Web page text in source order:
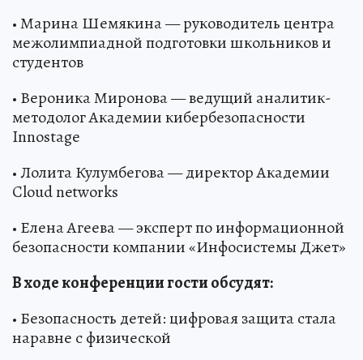
• Марина Шемякина — руководитель центра
межолимпиадной подготовки школьников и
студентов
• Вероника Миронова — ведущий аналитик-
методолог Академии кибербезопасности
Innostage
• Лолита Кулумбегова — директор Академии
Cloud networks
• Елена Агеева — эксперт по информационной
безопасности компании «Инфосистемы Джет»
В ходе конференции гости обсудят:
• Безопасность детей: цифровая защита стала
наравне с физической